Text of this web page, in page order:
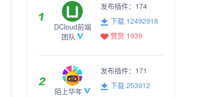
DCloud前端
团队
发布插件： 174
下载 12492918
赞赏 1939
陌上华年
发布插件： 171
下载 253912